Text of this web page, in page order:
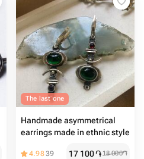
The last one
Handmade asymmetrical
earrings made in ethnic style
4.9839 17 100֏18 000֏